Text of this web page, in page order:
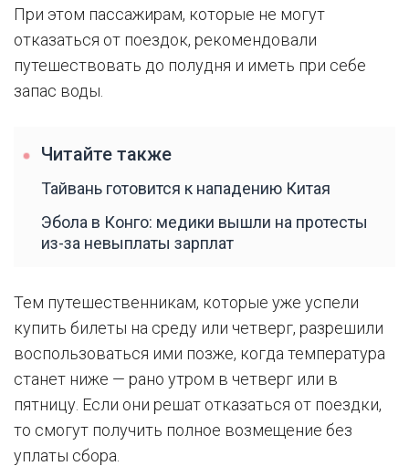
При этом пассажирам, которые не могут
отказаться от поездок, рекомендовали
путешествовать до полудня и иметь при себе
запас воды.
Читайте также
Тайвань готовится к нападению Китая
Эбола в Конго: медики вышли на протесты
из-за невыплаты зарплат
Тем путешественникам, которые уже успели
купить билеты на среду или четверг, разрешили
воспользоваться ими позже, когда температура
станет ниже — рано утром в четверг или в
пятницу. Если они решат отказаться от поездки,
то смогут получить полное возмещение без
уплаты сбора.